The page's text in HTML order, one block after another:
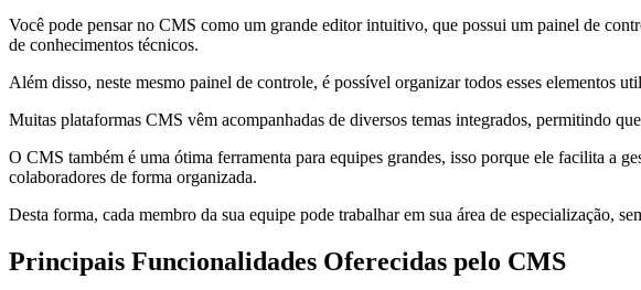
Você pode pensar no CMS como um grande editor intuitivo, que possui um painel de
de conhecimentos técnicos.
Além disso, neste mesmo painel de controle, é possível organizar todos esses elementos
Muitas plataformas CMS vêm acompanhadas de diversos temas integrados, permitindo
O CMS também é uma ótima ferramenta para equipes grandes, isso porque ele facilita a
colaboradores de forma organizada.
Desta forma, cada membro da sua equipe pode trabalhar em sua área de especialização,
Principais Funcionalidades Oferecidas pelo CMS